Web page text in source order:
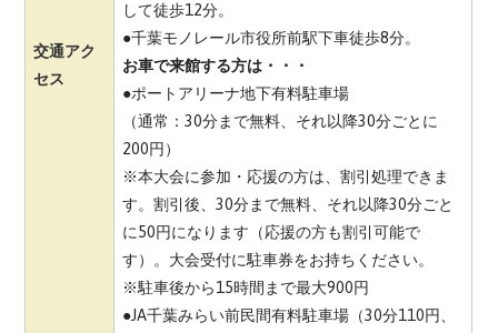
交通アク
セス
して徒歩12分。
●千葉モノレール市役所前駅下車徒歩8分。
お車で来館する方は・・・
●ポートアリーナ地下有料駐車場
（通常：30分まで無料、それ以降30分ごとに
200円）
※本大会に参加・応援の方は、割引処理できま
す。割引後、30分まで無料、それ以降30分ごと
に50円になります（応援の方も割引可能で
す）。大会受付に駐車券をお持ちください。
※駐車後から15時間まで最大900円
●JA千葉みらい前民間有料駐車場（30分110円、